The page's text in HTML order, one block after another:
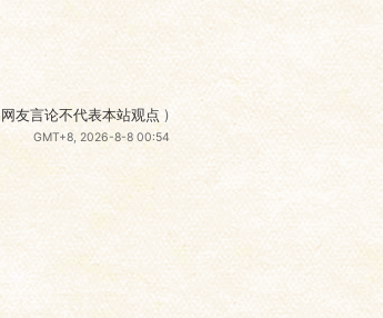
网友言论不代表本站观点 )
GMT+8, 2026-8-8 00:54